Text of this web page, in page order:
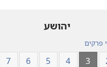
יהושע
פרקים
3
4
5
6
7